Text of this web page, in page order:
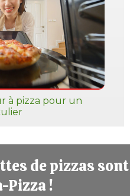
à pizza pour un
de pizzas sont
Pizza !